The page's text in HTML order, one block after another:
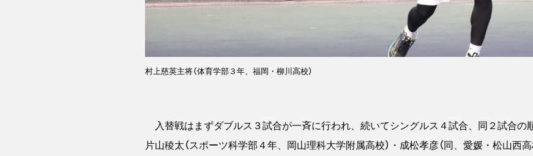
村上慈英主将（体育学部３年、福岡・柳川高校）
入替戦はまずダブルス３試合が一斉に行われ、続いてシングルス４試合、同２試合の
片山稜太（スポーツ科学部４年、岡山理科大学附属高校）・成松孝彦（同、愛媛・松山西